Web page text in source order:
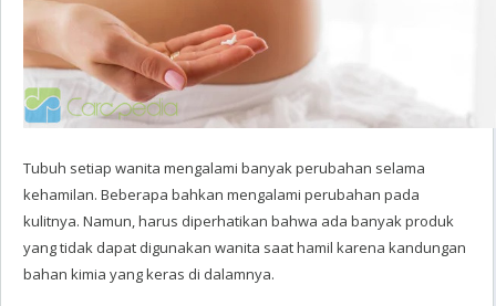
Tubuh setiap wanita mengalami banyak perubahan selama
kehamilan. Beberapa bahkan mengalami perubahan pada
kulitnya. Namun, harus diperhatikan bahwa ada banyak produk
yang tidak dapat digunakan wanita saat hamil karena kandungan
bahan kimia yang keras di dalamnya.